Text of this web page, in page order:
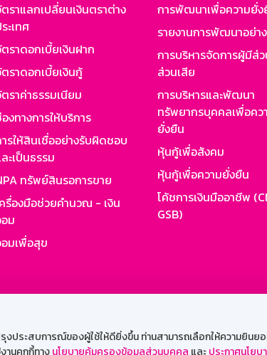
ประสบการณ์ของผู้ใช้ให้ดียิ่งขึ้น ท่านสามารถเลือกให้ความยิน
านคุกกี้ทางนโยบายคุ้มครองข้อมูลส่วนบุคคล และประกาศนโย
ราแลกเปลี่ยนเงินตราต่าง
ะเทศ
ราดอกเบี้ยเงินฝาก
ราดอกเบี้ยเงินกู้
ราค่าธรรมเนียม
งทางการให้บริการ
รให้สินเชื่ออย่างรับผิดชอบ
ะเป็นธรรม
ทรัพย์สินรอการขาย
รื่องมือช่วยคำนวณ - เงิน
ม
มเพื่อสุข
การพัฒนาเพื่อความยั่ง
รายงานการพัฒนาอย่า
การบริหารจัดการผู้มีส่
ส่วนเสีย
การบริหารและพัฒนา
ทรัพยากรบุคคลเพื่อคว
ยั่งยืน
หุ้นกู้เพื่อสังคม
หุ้นกู้เพื่อความยั่งยืน
โค้ชการเงินมืออาชีพ
GSB)